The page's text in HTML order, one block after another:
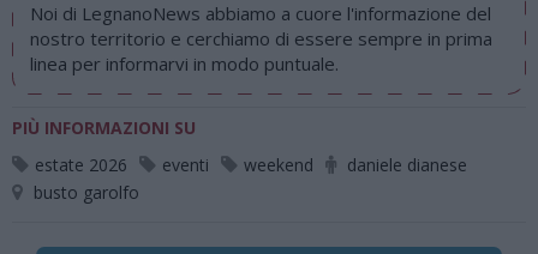
Noi di LegnanoNews abbiamo a cuore l'informazione del
nostro territorio e cerchiamo di essere sempre in prima
linea per informarvi in modo puntuale.
PIÙ INFORMAZIONI SU
estate 2026
eventi weekend
daniele dianese
busto garolfo